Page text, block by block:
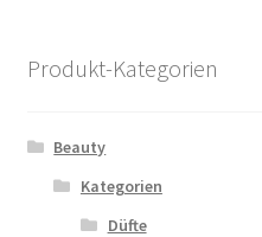
Produkt-Kategorien
Beauty
Kategorien
Düfte